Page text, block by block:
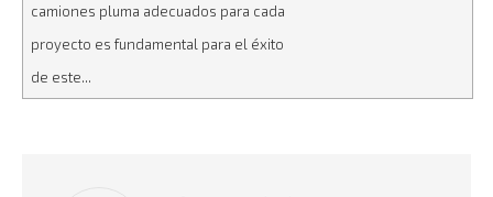
camiones pluma adecuados para cada
proyecto es fundamental para el éxito
de este...